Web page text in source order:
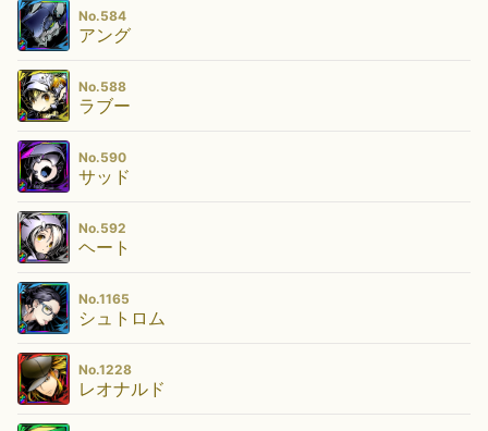
No.584
アング
No.588
ラブー
No.590
サッド
No.592
ヘート
No.1165
シュトロム
No.1228
レオナルド